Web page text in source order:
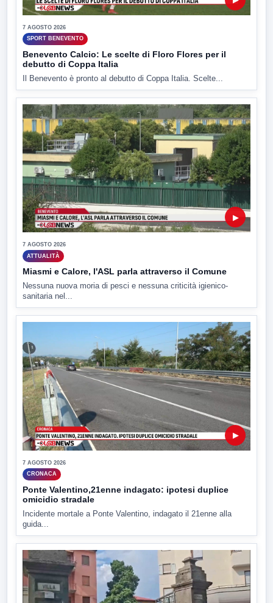
7 AGOSTO 2026
SPORT BENEVENTO
Benevento Calcio: Le scelte di Floro Flores per il
debutto di Coppa Italia
Il Benevento è pronto al debutto di Coppa Italia. Scelte...
▶
7 AGOSTO 2026
ATTUALITÀ
Miasmi e Calore, l'ASL parla attraverso il Comune
Nessuna nuova moria di pesci e nessuna criticità igienico-
sanitaria nel...
▶
7 AGOSTO 2026
CRONACA
Ponte Valentino,21enne indagato: ipotesi duplice
omicidio stradale
Incidente mortale a Ponte Valentino, indagato il 21enne alla
guida...